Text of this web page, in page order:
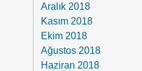
Aralık 2018
Kasım 2018
Ekim 2018
Ağustos 2018
Haziran 2018